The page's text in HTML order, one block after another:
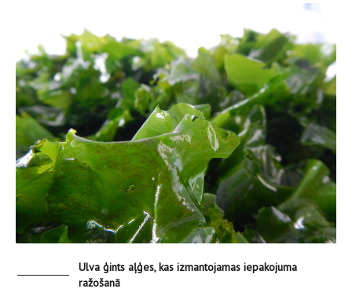
Ulva ģints aļģes, kas izmantojamas iepakojuma
ražošanā